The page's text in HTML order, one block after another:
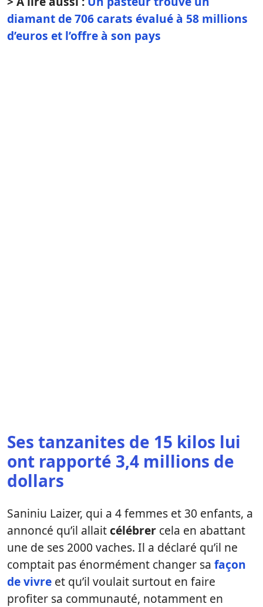
diamant de 706 carats évalué à 58 millions
d’euros et l’offre à son pays
Ses tanzanites de 15 kilos lui
ont rapporté 3,4 millions de
dollars
Saniniu Laizer, qui a 4 femmes et 30 enfants, a
annoncé qu’il allaitcélébrer cela en abattant
une de ses 2000 vaches. Il a déclaré qu’il ne
comptait pas énormément changer sa façon
de vivre et qu’il voulait surtout en faire
profiter sa communauté, notamment en